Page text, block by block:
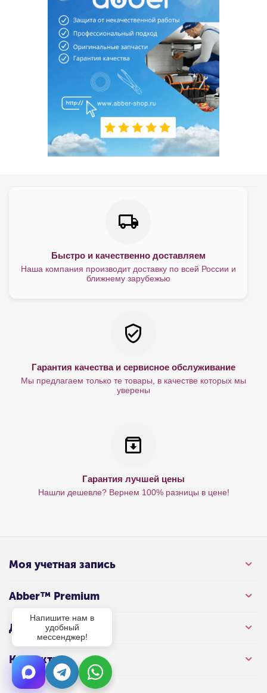
Быстро и качественно доставляем
Наша компания производит доставку по всей России и
ближнему зарубежью
Гарантия качества и сервисное обслуживание
Мы предлагаем только те товары, в качестве которых мы
уверены
Гарантия лучшей цены
Нашли дешевле? Вернем 100% разницы в цене!
Моя учетная запись
Abber™ Premium
Для клиента
Контакты
Напишите нам в
удобный
мессенджер!